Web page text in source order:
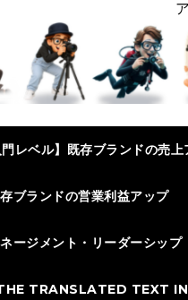
門レベル】既存ブランドの売上
ブランドの営業利益アップ
ージメント・リーダーシップ
TRANSLATED TEXT